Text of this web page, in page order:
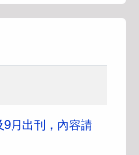
9月出刊，內容請